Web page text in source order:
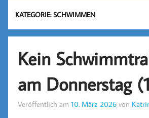
KATEGORIE:SCHWIMMEN
Kein
am Donnerstag
Veröffentlich am10. März 2026 von